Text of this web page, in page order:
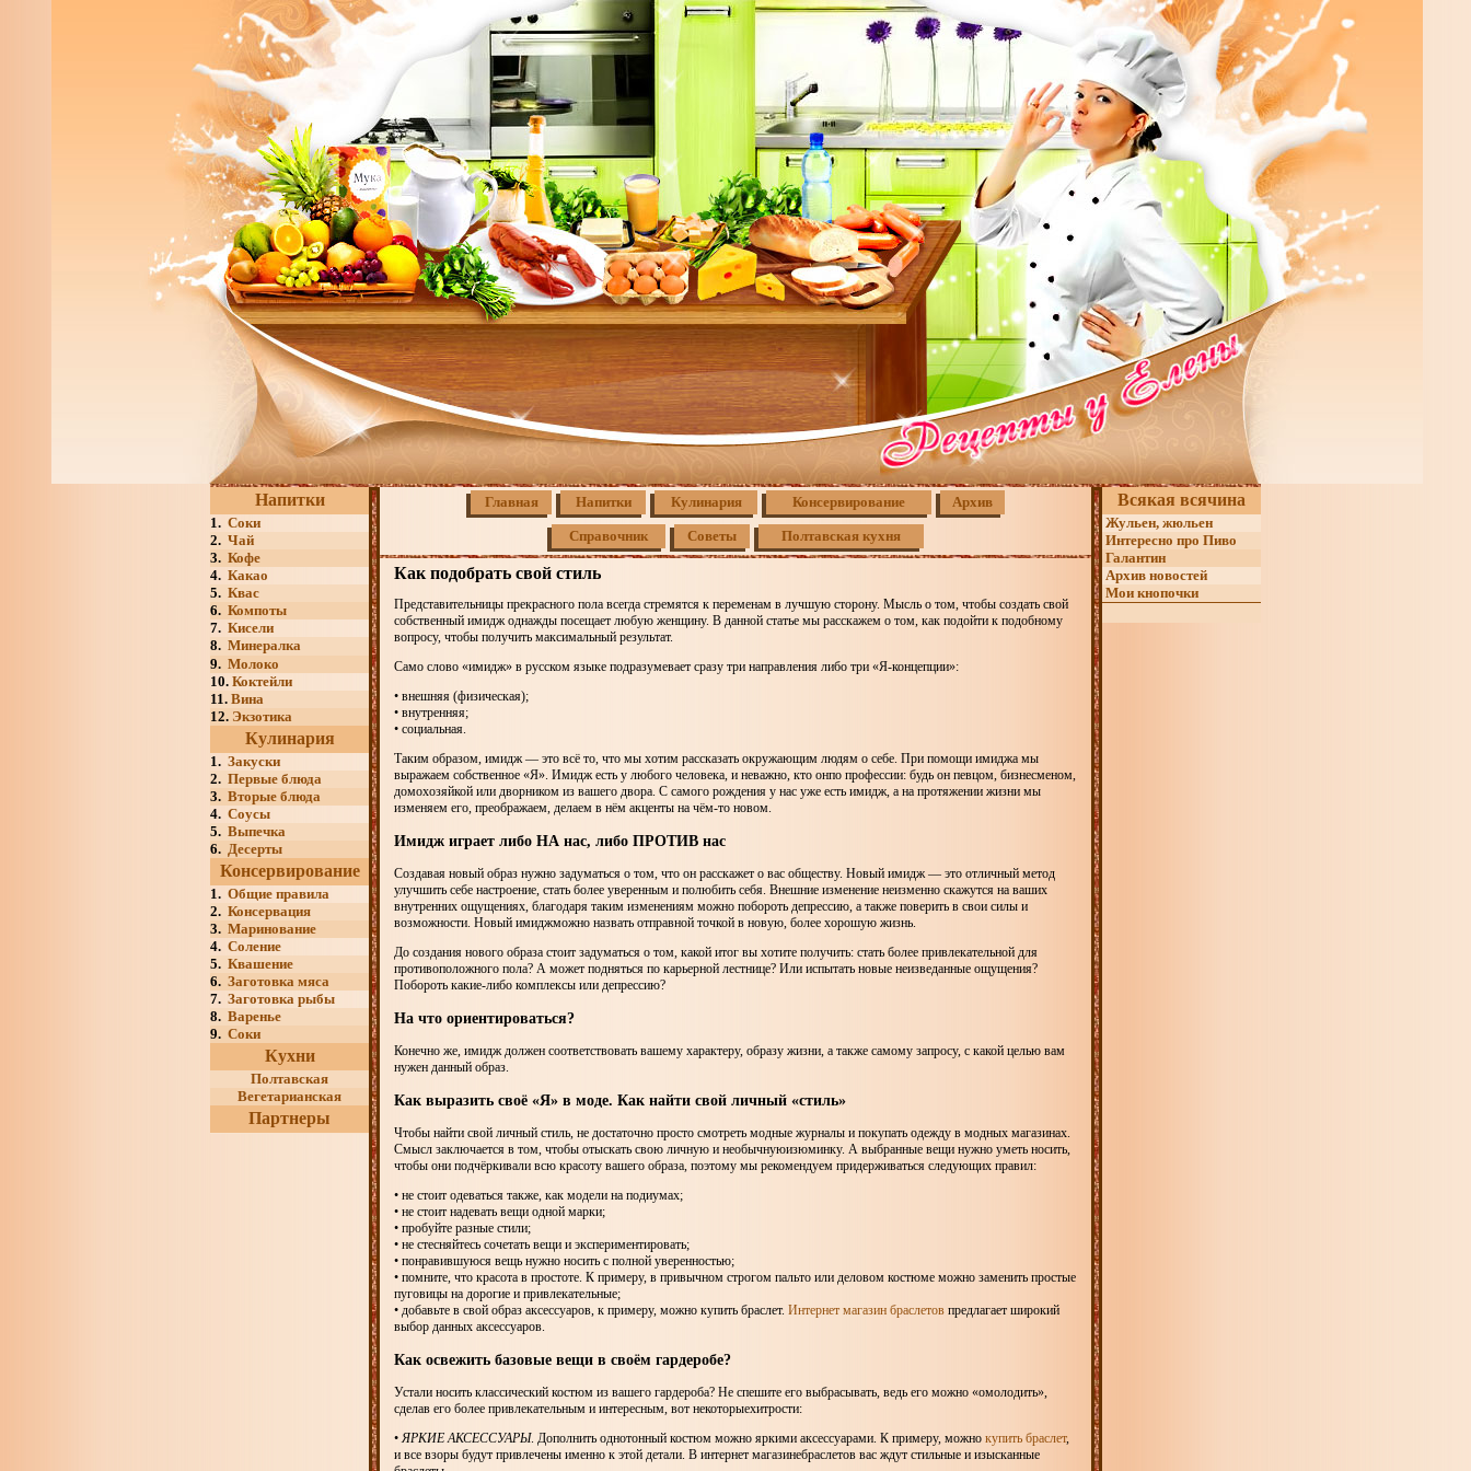
Напитки
1. Соки
2. Чай
3. Кофе
4. Какао
5. Квас
6. Компоты
7. Кисели
8. Минералка
9. Молоко
10. Коктейли
11. Вина
12. Экзотика
Кулинария
1. Закуски
2. Первые блюда
3. Вторые блюда
4. Соусы
5. Выпечка
6. Десерты
Консервирование
1. Общие правила
2. Консервация
3. Маринование
4. Соление
5. Квашение
6. Заготовка мяса
7. Заготовка рыбы
8. Варенье
9. Соки
Кухни
Полтавская
Вегетарианская
Партнеры
Главная Напитки Кулинария Консервирование Архив
Справочник Советы Полтавская кухня
Как подобрать свой стиль
Представительницы прекрасного пола всегда стремятся к переменам в лучшую сторону. Мысль о том, чтобы создать свой
собственный имидж однажды посещает любую женщину. В данной статье мы расскажем о том, как подойти к подобному
вопросу, чтобы получить максимальный результат.
Само слово «имидж» в русском языке подразумевает сразу три направления либо три «Я-концепции»:
• внешняя (физическая);
• внутренняя;
• социальная.
Таким образом, имидж — это всё то, что мы хотим рассказать окружающим людям о себе. При помощи имиджа мы
выражаем собственное «Я». Имидж есть у любого человека, и неважно, кто онпо профессии: будь он певцом, бизнесменом,
домохозяйкой или дворником из вашего двора. С самого рождения у нас уже есть имидж, а на протяжении жизни мы
изменяем его, преображаем, делаем в нём акценты на чём-то новом.
Имидж играет либо НА нас, либо ПРОТИВ нас
Создавая новый образ нужно задуматься о том, что он расскажет о вас обществу. Новый имидж — это отличный метод
улучшить себе настроение, стать более уверенным и полюбить себя. Внешние изменение неизменно скажутся на ваших
внутренних ощущениях, благодаря таким изменениям можно побороть депрессию, а также поверить в свои силы и
возможности. Новый имиджможно назвать отправной точкой в новую, более хорошую жизнь.
До создания нового образа стоит задуматься о том, какой итог вы хотите получить: стать более привлекательной для
противоположного пола? А может подняться по карьерной лестнице? Или испытать новые неизведанные ощущения?
Побороть какие-либо комплексы или депрессию?
На что ориентироваться?
Конечно же, имидж должен соответствовать вашему характеру, образу жизни, а также самому запросу, с какой целью вам
нужен данный образ.
Как выразить своё «Я» в моде. Как найти свой личный «стиль»
Чтобы найти свой личный стиль, не достаточно просто смотреть модные журналы и покупать одежду в модных магазинах.
Смысл заключается в том, чтобы отыскать свою личную и необычнуюизюминку. А выбранные вещи нужно уметь носить,
чтобы они подчёркивали всю красоту вашего образа, поэтому мы рекомендуем придерживаться следующих правил:
• не стоит одеваться также, как модели на подиумах;
• не стоит надевать вещи одной марки;
• пробуйте разные стили;
• не стесняйтесь сочетать вещи и экспериментировать;
• понравившуюся вещь нужно носить с полной уверенностью;
• помните, что красота в простоте. К примеру, в привычном строгом пальто или деловом костюме можно заменить простые
пуговицы на дорогие и привлекательные;
• добавьте в свой образ аксессуаров, к примеру, можно купить браслет. Интернет магазин браслетов предлагает широкий
выбор данных аксессуаров.
Как освежить базовые вещи в своём гардеробе?
Устали носить классический костюм из вашего гардероба? Не спешите его выбрасывать, ведь его можно «омолодить»,
сделав его более привлекательным и интересным, вот некоторыехитрости:
•ЯРКИЕ АКСЕССУАРЫ. Дополнить однотонный костюм можно яркими аксессуарами. К примеру, можно купить браслет,
и все взоры будут привлечены именно к этой детали. В интернет магазинебраслетов вас ждут стильные и изысканные
Всякая всячина
Жульен, жюльен
Интересно про Пиво
Галантин
Архив новостей
Мои кнопочки